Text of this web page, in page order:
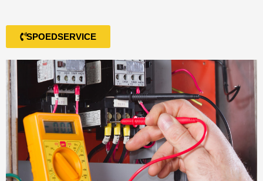
SPOEDSERVICE